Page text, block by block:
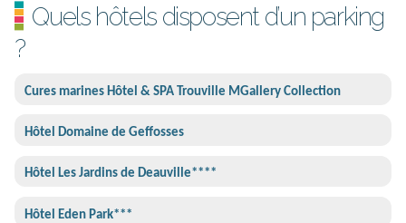
Quels hôtels disposent d’un parking
?
Cures marines Hôtel & SPA Trouville MGallery Collection
Hôtel Domaine de Geffosses
Hôtel Les Jardins de Deauville****
Hôtel Eden Park***